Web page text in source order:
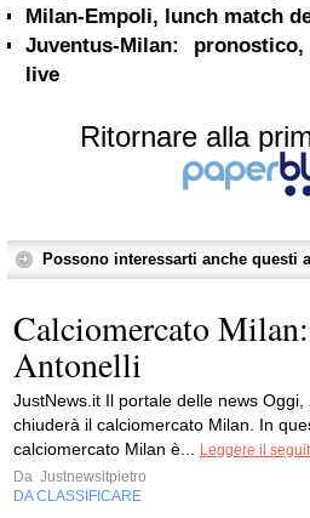
Milan-Empoli, lunch match
Juventus-Milan:
live
Ritornare alla
Possono interessarti anche questi
Calciomercato
Antonelli
JustNews.it Il portale delle news
chiuderà il calciomercato Milan. In
calciomercato Milan è...
Leggere il
Da Justnewsitpietro
DA CLASSIFICARE